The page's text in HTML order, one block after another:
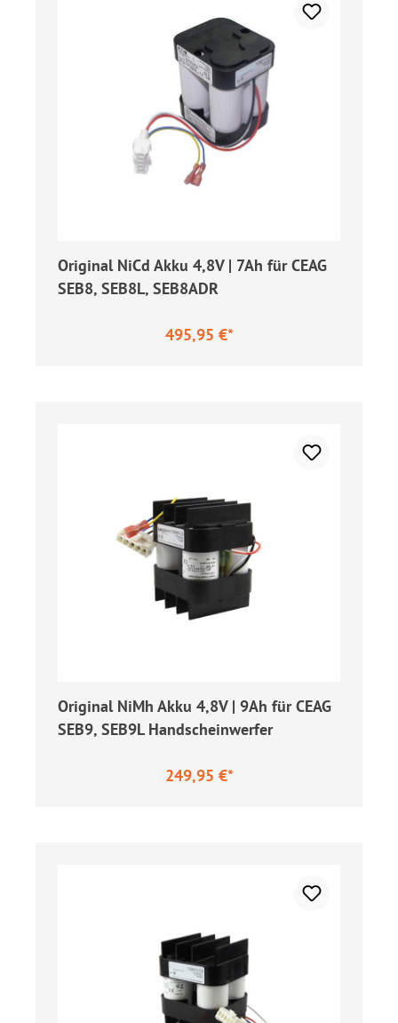
Original NiCd Akku 4,8V | 7Ah für CEAG
SEB8, SEB8L, SEB8ADR
495,95 €*
Original NiMh Akku 4,8V | 9Ah für CEAG
SEB9, SEB9L Handscheinwerfer
249,95 €*